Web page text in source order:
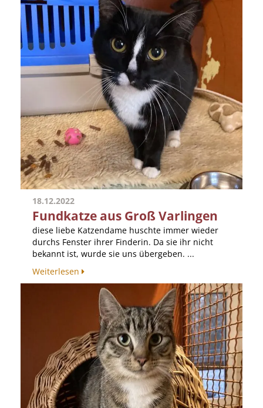
18.12.2022
Fundkatze aus Groß Varlingen
diese liebe Katzendame huschte immer wieder
durchs Fenster ihrer Finderin. Da sie ihr nicht
bekannt ist, wurde sie uns übergeben. ...
Weiterlesen